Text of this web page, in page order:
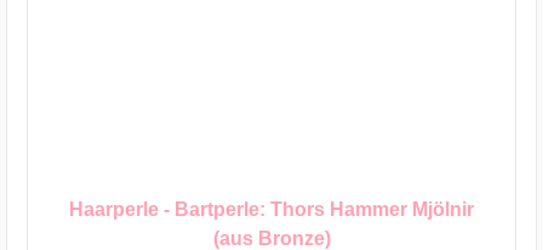
Haarperle - Bartperle: Thors Hammer Mjölnir
(aus Bronze)